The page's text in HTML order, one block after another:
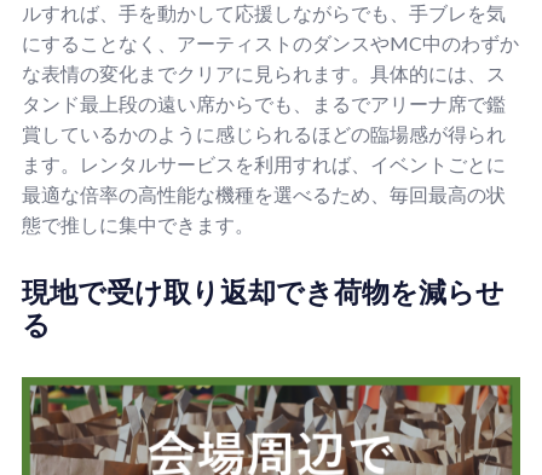
ルすれば、手を動かして応援しながらでも、手ブレを気
にすることなく、アーティストのダンスやMC中のわずか
な表情の変化までクリアに見られます。具体的には、ス
タンド最上段の遠い席からでも、まるでアリーナ席で鑑
賞しているかのように感じられるほどの臨場感が得られ
ます。レンタルサービスを利用すれば、イベントごとに
最適な倍率の高性能な機種を選べるため、毎回最高の状
態で推しに集中できます。
現地で受け取り返却でき荷物を減らせ
る